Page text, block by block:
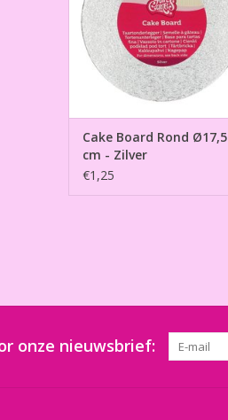
Cake Board Rond Ø17,5
cm - Zilver
€1,25
onze nieuwsbrief: